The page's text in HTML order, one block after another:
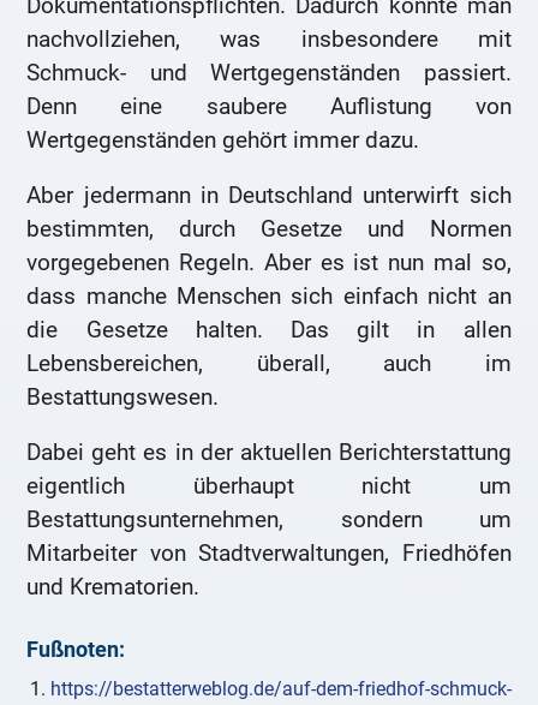
Dokumentationspflichten. Dadurch könnte man
nachvollziehen, was insbesondere mit
Schmuck- und Wertgegenständen passiert.
Denn eine saubere Auflistung von
Wertgegenständen gehört immer dazu.
Aber jedermann in Deutschland unterwirft sich
bestimmten, durch Gesetze und Normen
vorgegebenen Regeln. Aber es ist nun mal so,
dass manche Menschen sich einfach nicht an
die Gesetze halten. Das gilt in allen
Lebensbereichen, überall, auch im
Bestattungswesen.
Dabei geht es in der aktuellen Berichterstattung
eigentlich überhaupt nicht um
Bestattungsunternehmen, sondern um
Mitarbeiter von Stadtverwaltungen, Friedhöfen
und Krematorien.
Fußnoten:
https://bestatterweblog.de/auf-dem-friedhof-schmuck-